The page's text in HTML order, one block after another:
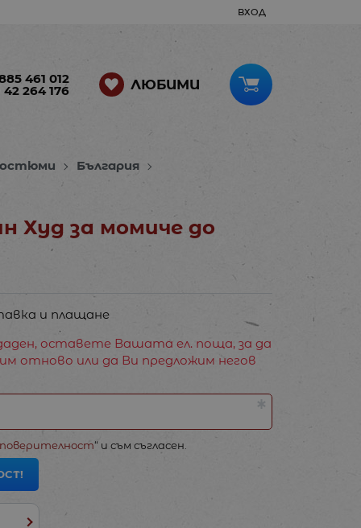
ВХОД
461 012
42 264 176 ЛЮБИМИ
България
Худ за момиче до
и плащане
оставете Вашата ел. поща, за да
отново или да Ви предложим негов
“ и съм съгласен.